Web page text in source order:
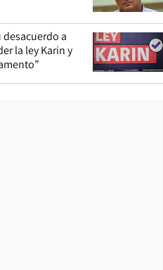
desacuerdo a
la ley Karin y